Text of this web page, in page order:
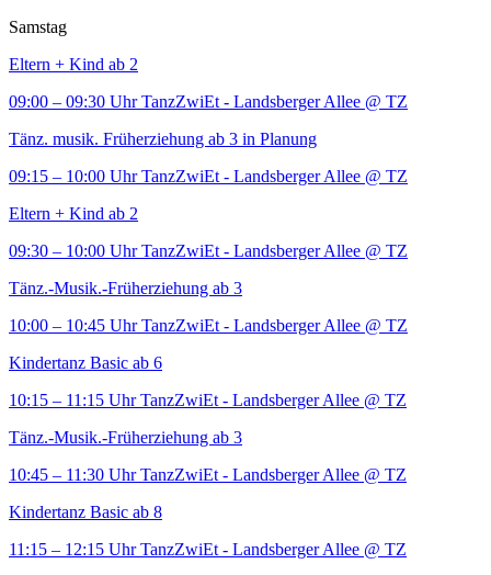
Samstag
Eltern + Kind ab 2
09:00 – 09:30 Uhr TanzZwiEt - Landsberger Allee @ TZ
Tänz. musik. Früherziehung ab 3 in Planung
09:15 – 10:00 Uhr TanzZwiEt - Landsberger Allee @ TZ
Eltern + Kind ab 2
09:30 – 10:00 Uhr TanzZwiEt - Landsberger Allee @ TZ
Tänz.-Musik.-Früherziehung ab 3
10:00 – 10:45 Uhr TanzZwiEt - Landsberger Allee @ TZ
Kindertanz Basic ab 6
10:15 – 11:15 Uhr TanzZwiEt - Landsberger Allee @ TZ
Tänz.-Musik.-Früherziehung ab 3
10:45 – 11:30 Uhr TanzZwiEt - Landsberger Allee @ TZ
Kindertanz Basic ab 8
11:15 – 12:15 Uhr TanzZwiEt - Landsberger Allee @ TZ